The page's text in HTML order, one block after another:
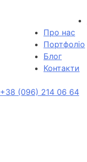
Про нас
Портфоліо
Блог
Контакти
+38 (096) 214 06 64